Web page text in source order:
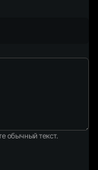
обычный текст.